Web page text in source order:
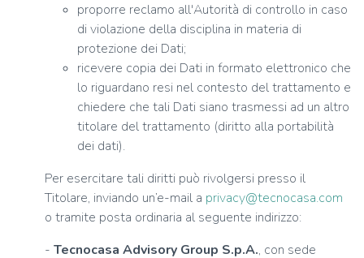
proporre reclamo all'Autorità di controllo in caso
di violazione della disciplina in materia di
protezione dei Dati;
ricevere copia dei Dati in formato elettronico che
lo riguardano resi nel contesto del trattamento e
chiedere che tali Dati siano trasmessi ad un altro
titolare del trattamento (diritto alla portabilità
dei dati).
Per esercitare tali diritti può rivolgersi presso il
Titolare, inviando un’e-mail a privacy@tecnocasa.com
o tramite posta ordinaria al seguente indirizzo:
- Tecnocasa Advisory Group S.p.A., con sede